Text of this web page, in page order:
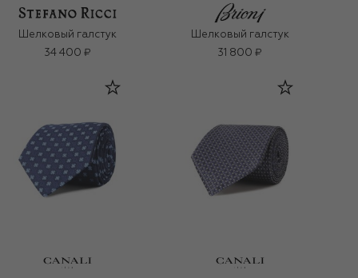
Шелковый галстук
34 400 ₽
Шелковый галстук
31 800 ₽